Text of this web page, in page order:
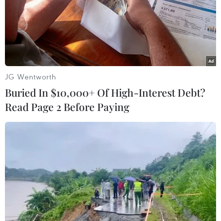
Đo thân nhiệt tại một trạm kiểm soát ở huyện Quảng Yên. (Ảnh:
Đến nay, Quảng Ninh có 59 ca nhiễm SARS-CoV-
2. Toàn tỉnh đã thực hiện điều tra, truy vết được
hơn 104.000 người; tổ chức cách ly gần 2.700
người ở các cơ sở cách ly tập trung; xét nghiệm
JG Wentworth
Buried In $10,000+ Of High-Interest Debt?
Read Page 2 Before Paying